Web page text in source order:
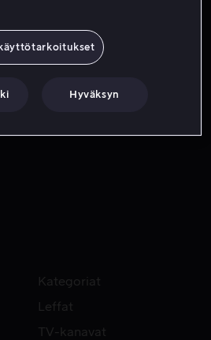
kadonnut.
Kategoriat
Leffat
TV-kanavat
Hyväksyn